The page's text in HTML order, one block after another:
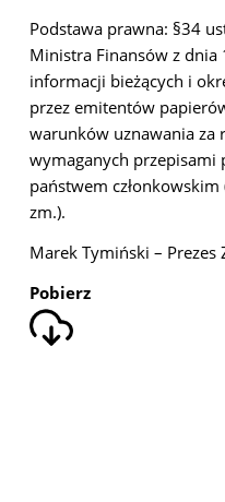
Podstawa prawna: §34
Ministra Finansów z
informacji bieżących i
przez emitentów
warunków uznawania za
wymaganych przepisami
państwem
zm.).
Marek Tymiński – Prezes
Pobierz